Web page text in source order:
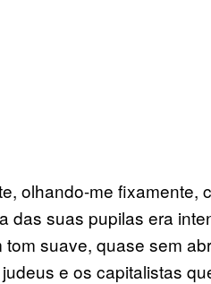
olhando-me
das suas pupilas era
suave, quase sem
e os capitalistas